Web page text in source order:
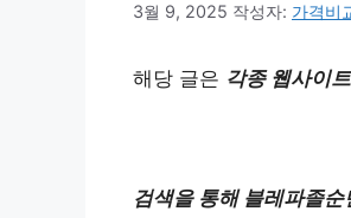
3월 9, 2025 작성자: 가격비
해당 글은 각종 웹사이
검색을 통해 블레파졸